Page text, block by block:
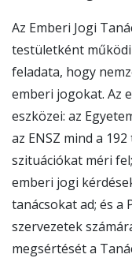
Az Emberi Jogi
testületként
feladata, hogy
emberi jogokat. Az
eszközei: az
az ENSZ mind a
szituációkat méri
emberi jogi
tanácsokat ad; és a
szervezetek
megsértését a